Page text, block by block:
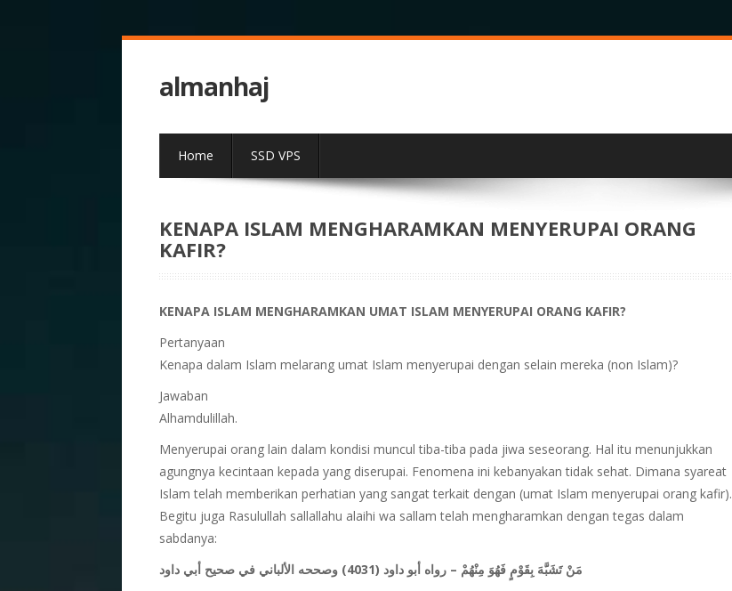
almanhaj
Home SSD VPS
KENAPA ISLAM MENGHARAMKAN MENYERUPAI ORANG
KAFIR?
KENAPA ISLAM MENGHARAMKAN UMAT ISLAM MENYERUPAI ORANG KAFIR?
Pertanyaan
Kenapa dalam Islam melarang umat Islam menyerupai dengan selain mereka (non Islam)?
Jawaban
Alhamdulillah.
Menyerupai orang lain dalam kondisi muncul tiba-tiba pada jiwa seseorang. Hal itu menunjukkan
agungnya kecintaan kepada yang diserupai. Fenomena ini kebanyakan tidak sehat. Dimana syareat
Islam telah memberikan perhatian yang sangat terkait dengan (umat Islam menyerupai orang kafir).
Begitu juga Rasulullah sallallahu alaihi wa sallam telah mengharamkan dengan tegas dalam
sabdanya: